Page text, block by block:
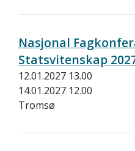
Nasjonal
Statsvitenskap
12.01.2027 13.00
14.01.2027 12.00
Tromsø